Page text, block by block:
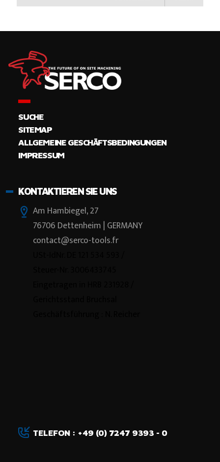
SUCHE
SITEMAP
ALLGEMEINE GESCHÄFTSBEDINGUNGEN
IMPRESSUM
KONTAKTIEREN SIE UNS
Am Hambiegel, 27
76706 Dettenheim | GERMANY
contact@serco-tools.fr
TELEFON : +49 (0) 7247 9393 - 0